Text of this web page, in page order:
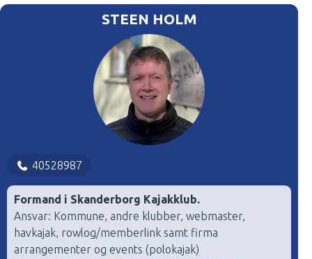
STEEN HOLM
40528987
Formand i Skanderborg Kajakklub.
Ansvar: Kommune, andre klubber, webmaster,
havkajak, rowlog/memberlink samt firma
arrangementer og events (polokajak)